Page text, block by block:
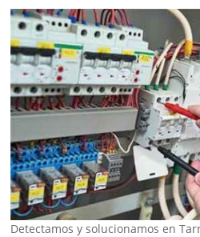
Detectamos y solucionamos en